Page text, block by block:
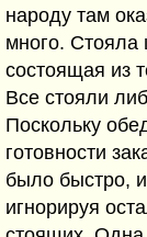
народу там
много. Стояла
состоящая из
Все стояли
Поскольку
готовности
было быстро,
игнорируя